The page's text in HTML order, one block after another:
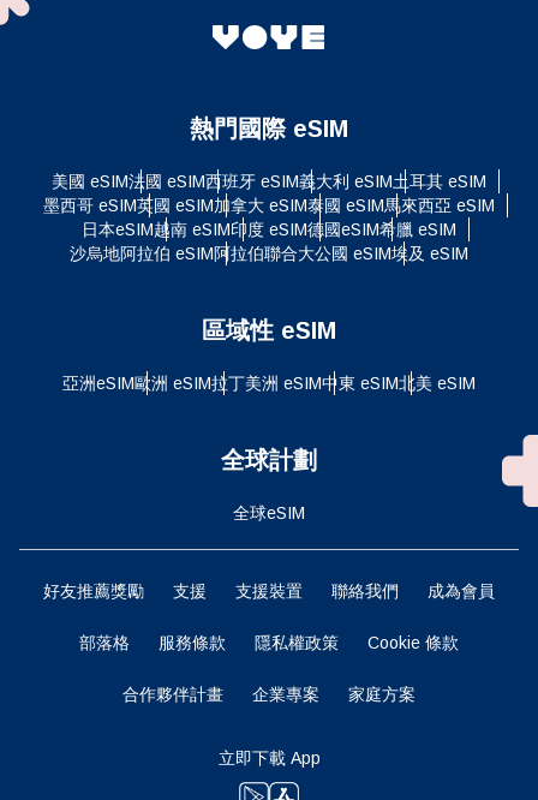
熱門國際 eSIM
美國 eSIM法國 eSIM西班牙 eSIM義大利 eSIM土耳其 eSIM
墨西哥 eSIM英國 eSIM加拿大 eSIM泰國 eSIM馬來西亞 eSIM
日本eSIM越南 eSIM印度 eSIM德國eSIM希臘 eSIM
沙烏地阿拉伯 eSIM阿拉伯聯合大公國 eSIM埃及 eSIM
區域性 eSIM
亞洲eSIM歐洲 eSIM拉丁美洲 eSIM中東 eSIM北美 eSIM
全球計劃
全球eSIM
好友推薦獎勵 支援 支援裝置 聯絡我們 成為會員
部落格 服務條款 隱私權政策 Cookie 條款
合作夥伴計畫 企業專案 家庭方案
立即下載 App